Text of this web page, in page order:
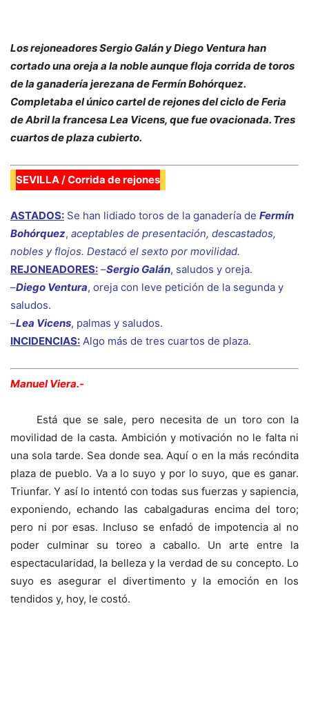
Los rejoneadores Sergio Galán y Diego Ventura han
cortado una oreja a la noble aunque floja corrida de toros
de la ganadería jerezana de Fermín Bohórquez.
Completaba el único cartel de rejones del ciclo de Feria
de Abril la francesa Lea Vicens, que fue ovacionada. Tres
cuartos de plaza cubierto.
SEVILLA / Corrida de rejones
ASTADOS: Se han lidiado toros de la ganadería de Fermín
Bohórquez, aceptables de presentación, descastados,
nobles y flojos. Destacó el sexto por movilidad.
REJONEADORES: –Sergio Galán, saludos y oreja.
–Diego Ventura, oreja con leve petición de la segunda y
saludos.
–Lea Vicens, palmas y saludos.
INCIDENCIAS: Algo más de tres cuartos de plaza.
Manuel Viera.-
Está que se sale, pero necesita de un toro con la
movilidad de la casta. Ambición y motivación no le falta ni
una sola tarde. Sea donde sea. Aquí o en la más recóndita
plaza de pueblo. Va a lo suyo y por lo suyo, que es ganar.
Triunfar. Y así lo intentó con todas sus fuerzas y sapiencia,
exponiendo, echando las cabalgaduras encima del toro;
pero ni por esas. Incluso se enfadó de impotencia al no
poder culminar su toreo a caballo. Un arte entre la
espectacularidad, la belleza y la verdad de su concepto. Lo
suyo es asegurar el divertimento y la emoción en los
tendidos y, hoy, le costó.